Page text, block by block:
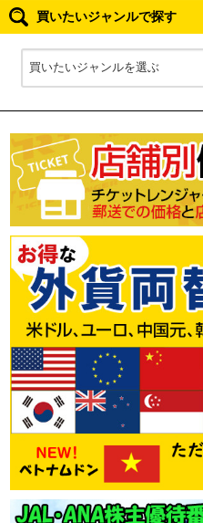
買いたいジャンルで探す